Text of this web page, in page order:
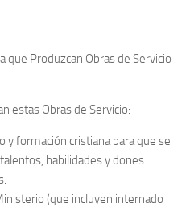
que Produzcan Obras de Servicio
estas Obras de Servicio:
y formación cristiana para que se
habilidades y dones
(que incluyen internado